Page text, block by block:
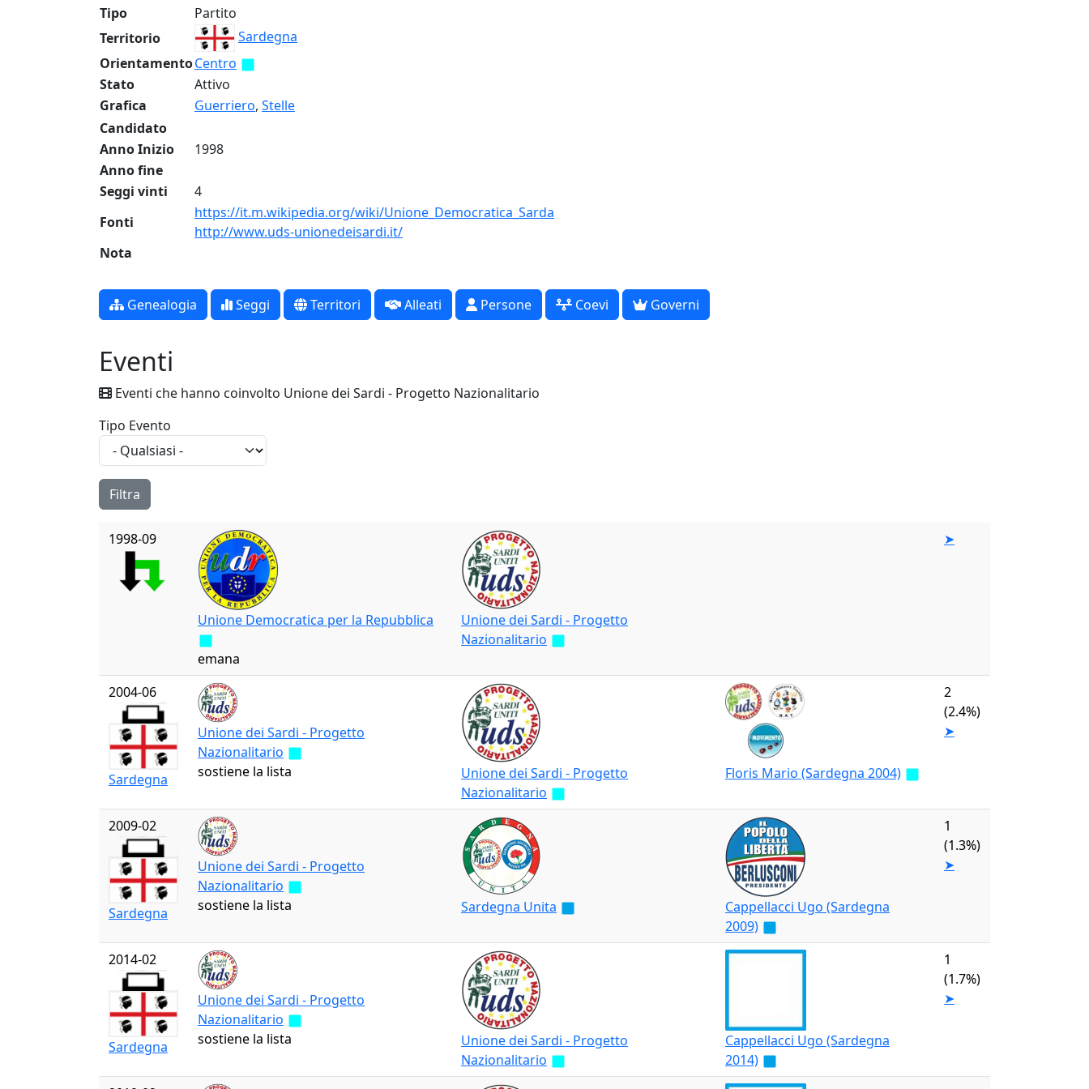
Tipo
Partito
Territorio
Sardegna
OrientamentoCentro
Stato
Attivo
Grafica
Guerriero, Stelle
Candidato
Anno Inizio
1998
Anno fine
Seggi vinti
4
Fonti
https://it.m.wikipedia.org/wiki/Unione_Democratica_Sarda
http://www.uds-unionedeisardi.it/
Nota
Genealogia Seggi Territori Alleati Persone Coevi Governi
Eventi
Eventi che hanno coinvolto Unione dei Sardi - Progetto Nazionalitario
Tipo Evento
1998-09
Unione Democratica per la Repubblica
emana
Unione dei Sardi - Progetto
Nazionalitario
➤
2004-06
Sardegna
Unione dei Sardi - Progetto
Nazionalitario
sostiene la lista
Unione dei Sardi - Progetto
Nazionalitario
Floris Mario (Sardegna 2004)
2
(2.4%)
➤
2009-02
Sardegna
Unione dei Sardi - Progetto
Nazionalitario
sostiene la lista
Sardegna Unita
Cappellacci Ugo (Sardegna
2009)
1
(1.3%)
➤
2014-02
Sardegna
Unione dei Sardi - Progetto
Nazionalitario
sostiene la lista
Unione dei Sardi - Progetto
Nazionalitario
Cappellacci Ugo (Sardegna
2014)
1
(1.7%)
➤